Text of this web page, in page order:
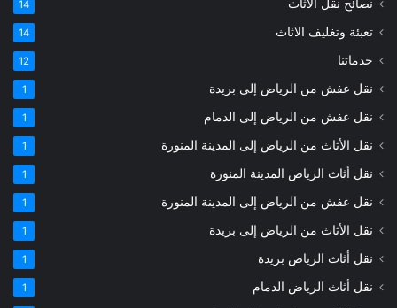
نصائح نقل الاثاث 14
تعبئة وتغليف الاثاث 14
خدماتنا 12
نقل عفش من الرياض إلى بريدة 1
نقل عفش من الرياض إلى الدمام 1
نقل الأثاث من الرياض إلى المدينة المنورة 1
نقل أثاث الرياض المدينة المنورة 1
نقل عفش من الرياض إلى المدينة المنورة 1
نقل الأثاث من الرياض إلى بريدة 1
نقل أثاث الرياض بريدة 1
نقل أثاث الرياض الدمام 1